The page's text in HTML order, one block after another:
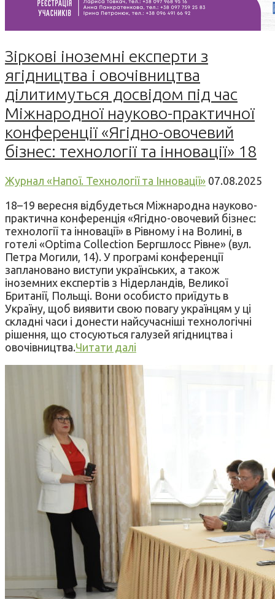
Зіркові іноземні експерти з
ягідництва і овочівництва
ділитимуться досвідом під час
Міжнародної науково-практичної
конференції «Ягідно-овочевий
бізнес: технології та інновації» 18
Журнал «Напої. Технології та Інновації» 07.08.2025
18–19 вересня відбудеться Міжнародна науково-
практична конференція «Ягідно-овочевий бізнес:
технології та інновації» в Рівному і на Волині, в
готелі «Optima Collection Бергшлосс Рівне» (вул.
Петра Могили, 14). У програмі конференції
заплановано виступи українських, а також
іноземних експертів з Нідерландів, Великої
Британії, Польщі. Вони особисто приїдуть в
Україну, щоб виявити свою повагу українцям у ці
складні часи і донести найсучасніші технологічні
рішення, що стосуються галузей ягідництва і
овочівництва.Читати далі